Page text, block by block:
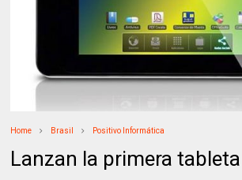
Home Brasil Positivo Informática
Lanzan la primera